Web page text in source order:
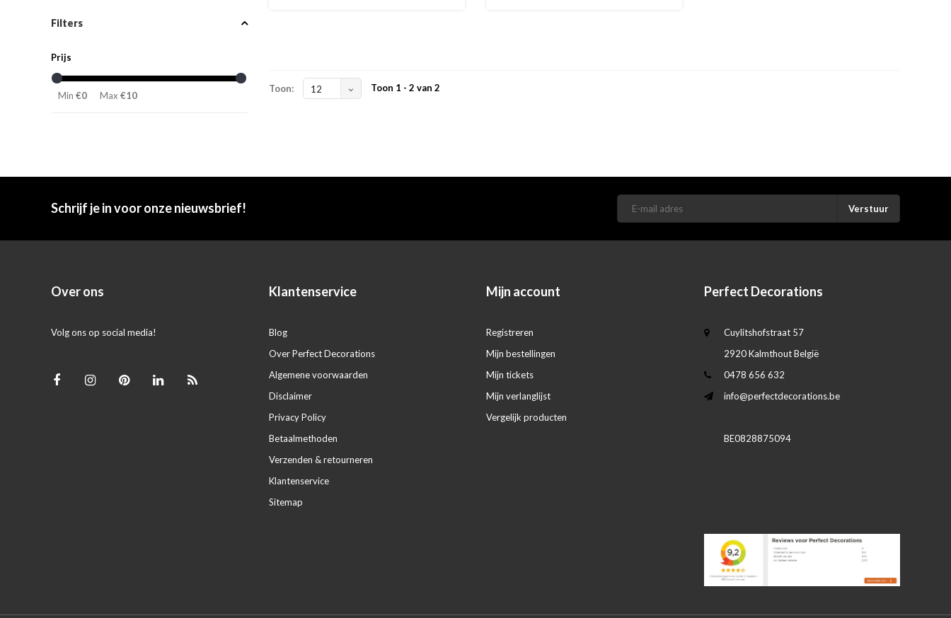
Filters
Prijs
Min €0 Max €10
Toon: 12 Toon 1 - 2 van 2
Schrijf je in voor onze nieuwsbrief! Verstuur
Over ons
Volg ons op social media!
Klantenservice
Blog
Over Perfect Decorations
Algemene voorwaarden
Disclaimer
Privacy Policy
Betaalmethoden
Verzenden & retourneren
Klantenservice
Sitemap
Mijn account
Registreren
Mijn bestellingen
Mijn tickets
Mijn verlanglijst
Vergelijk producten
Perfect Decorations
Cuylitshofstraat 57
2920 Kalmthout België
0478 656 632
info@perfectdecorations.be
BE0828875094